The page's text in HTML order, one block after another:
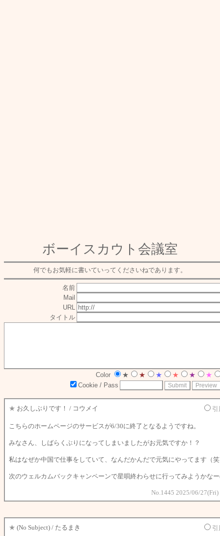
ボーイスカウト会議室
何でもお気軽に書いていってくださいねであります。
名前
Mail
URL
タイトル
Color ★ ★ ★ ★ ★
★
Cookie / Pass
★ お久しぶりです！ / コウメイ 引
こちらのホームページのサービスが6/30に終了となるようですね。
みなさん、しばらくぶりになってしまいましたがお元気ですか！？
私はなぜか中国で仕事をしていて、なんだかんだで元気にやってます（
次のウェルカムバックキャンペーンで星唄終わらせに行ってみようかな
No.1445 2025/06/
★ (No Subject) / たるまき 引